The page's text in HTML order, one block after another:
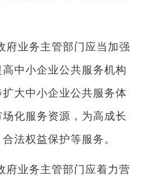
府业务主管部门应当加强
中小企业公共服务机构
大中小企业公共服务体
化服务资源，为高成长
法权益保护等服务。
业务主管部门应着力营